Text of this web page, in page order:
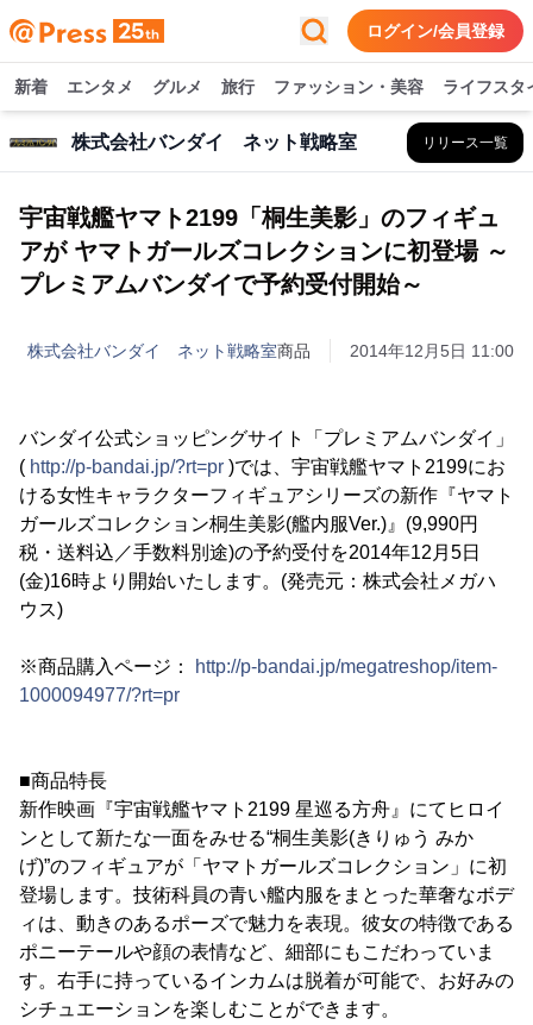
ログイン/会員登録
新着 エンタメ グルメ 旅行 ファッション・美容 ライフスタ
株式会社バンダイ ネット戦略室 リリース一覧
宇宙戦艦ヤマト2199「桐生美影」のフィギュ
アが ヤマトガールズコレクションに初登場 ～
プレミアムバンダイで予約受付開始～
株式会社バンダイ ネット戦略室商品 2014年12月5日 11:00
バンダイ公式ショッピングサイト「プレミアムバンダイ」
( http://p-bandai.jp/?rt=pr )では、宇宙戦艦ヤマト2199にお
ける女性キャラクターフィギュアシリーズの新作『ヤマト
ガールズコレクション桐生美影(艦内服Ver.)』(9,990円
税・送料込／手数料別途)の予約受付を2014年12月5日
(金)16時より開始いたします。(発売元：株式会社メガハ
ウス)
※商品購入ページ：
http://p-bandai.jp/megatreshop/item-
1000094977/?rt=pr
■商品特長
新作映画『宇宙戦艦ヤマト2199 星巡る方舟』にてヒロイ
ンとして新たな一面をみせる“桐生美影(きりゅう みか
げ)”のフィギュアが「ヤマトガールズコレクション」に初
登場します。技術科員の青い艦内服をまとった華奢なボデ
ィは、動きのあるポーズで魅力を表現。彼女の特徴である
ポニーテールや顔の表情など、細部にもこだわっていま
す。右手に持っているインカムは脱着が可能で、お好みの
シチュエーションを楽しむことができます。